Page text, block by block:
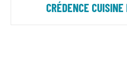
CRÉDENCE